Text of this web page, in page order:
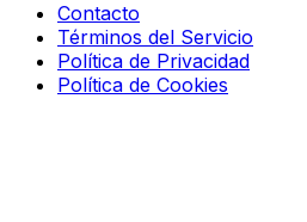
Contacto
Términos del Servicio
Política de Privacidad
Política de Cookies